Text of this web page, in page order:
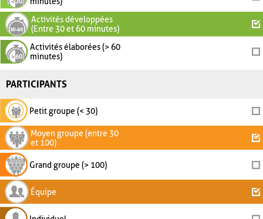
Activités développées
(Entre 30 et 60 minutes)
Activités élaborées (> 60
minutes)
PARTICIPANTS
Petit groupe (< 30)
Moyen groupe (entre 30
et 100)
Grand groupe (> 100)
Équipe